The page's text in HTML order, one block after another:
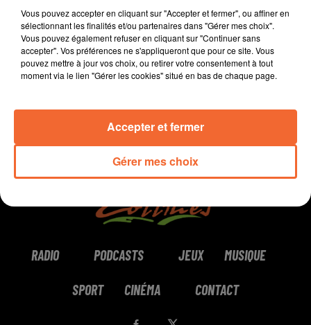
7h40 et le dimanche à 9h30.
0:00 7 min 52 sec
RADIO PODCASTS JEUX MUSIQUE
SPORT CINÉMA CONTACT
Vous pouvez accepter en cliquant sur "Accepter et fermer", ou affiner en
sélectionnant les finalités et/ou partenaires dans "Gérer mes choix".
Vous pouvez également refuser en cliquant sur "Continuer sans
accepter". Vos préférences ne s'appliqueront que pour ce site. Vous
pouvez mettre à jour vos choix, ou retirer votre consentement à tout
moment via le lien "Gérer les cookies" situé en bas de chaque page.
Gérer mes choix
Accepter et fermer